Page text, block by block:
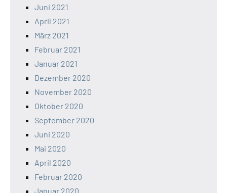
Juni 2021
April 2021
März 2021
Februar 2021
Januar 2021
Dezember 2020
November 2020
Oktober 2020
September 2020
Juni 2020
Mai 2020
April 2020
Februar 2020
Januar 2020